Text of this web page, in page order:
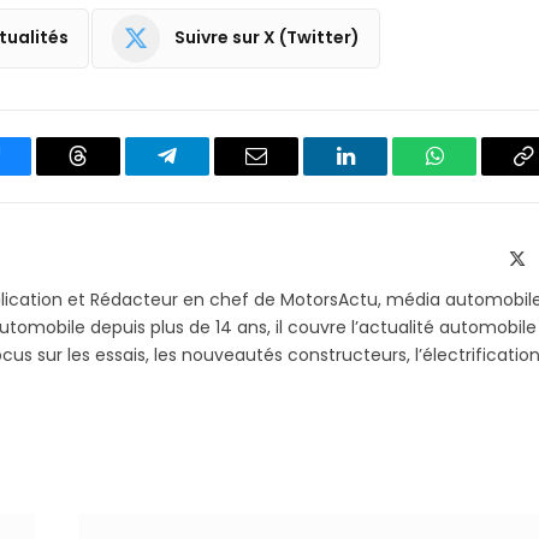
Suivre sur X (Twitter)
Threads
Partager
Email LinkedIn WhatsApp
et Rédacteur en chef de MotorsActu, média
depuis plus de 14 ans, il couvre l’actualité automobile
sur les essais, les nouveautés constructeurs,